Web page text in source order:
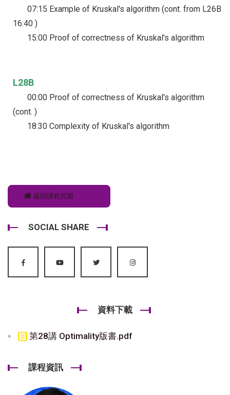
07:15 Example of Kruskal's algorithm (cont. from L26B
16:40 )
15:00 Proof of correctness of Kruskal's algorithm
L28B
00:00 Proof of correctness of Kruskal's algorithm
(cont. )
18:30 Complexity of Kruskal's algorithm
返回課程頁面
SOCIAL SHARE
資料下載
第28講 Optimality版書.pdf
課程資訊